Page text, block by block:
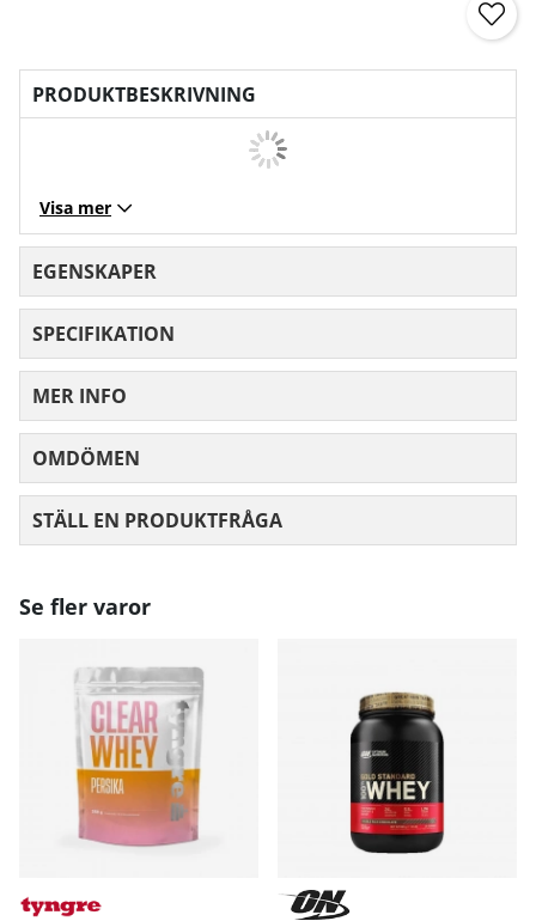
PRODUKTBESKRIVNING
Visa mer
EGENSKAPER
SPECIFIKATION
MER INFO
OMDÖMEN
STÄLL EN PRODUKTFRÅGA
Se fler varor